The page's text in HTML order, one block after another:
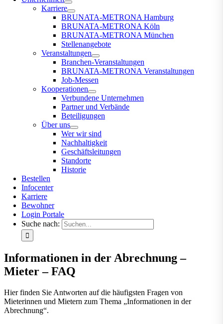
Karriere
BRUNATA-METRONA Hamburg
BRUNATA-METRONA Köln
BRUNATA-METRONA München
Stellenangebote
Veranstaltungen
Branchen-Veranstaltungen
BRUNATA-METRONA Veranstaltungen
Job-Messen
Kooperationen
Verbundene Unternehmen
Partner und Verbände
Beteiligungen
Über uns
Wer wir sind
Nachhaltigkeit
Geschäftsleitungen
Standorte
Historie
Bestellen
Infocenter
Karriere
Bewohner
Login Portale
Suche nach:
Informationen in der Abrechnung –
Mieter – FAQ
Hier finden Sie Antworten auf die häufigsten Fragen von
Mieterinnen und Mietern zum Thema „Informationen in der
Abrechnung“.